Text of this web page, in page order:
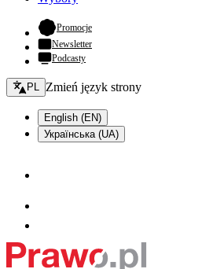
Promocje- otwiera się w nowej karcie
Newsletter
Podcasty
Zmień język - bieżący:
PL Zmień język strony
English (EN)
Українська (UA)